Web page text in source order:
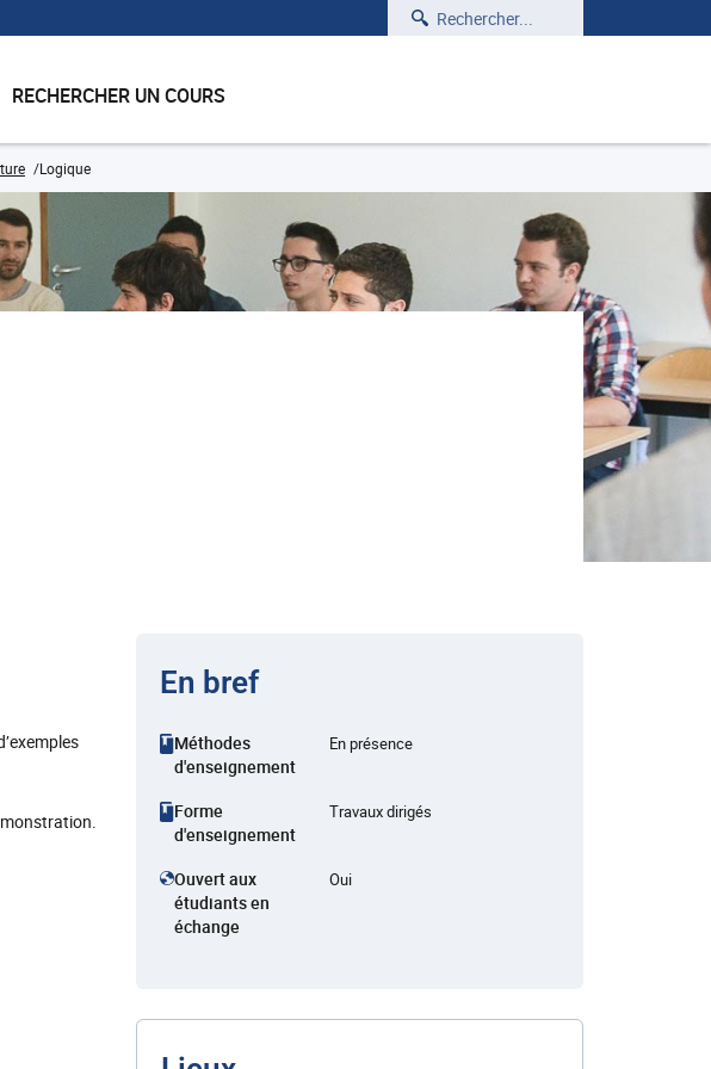
Rechercher
RECHERCHER UN COURS
Logique
En bref
Méthodes
d'enseignement
En présence
Forme
d'enseignement
Travaux dirigés
Ouvert aux
étudiants en
échange
Oui